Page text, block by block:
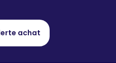
achat